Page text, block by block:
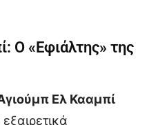
Ο «Εφιάλτης» της
Ελ Κααμπί